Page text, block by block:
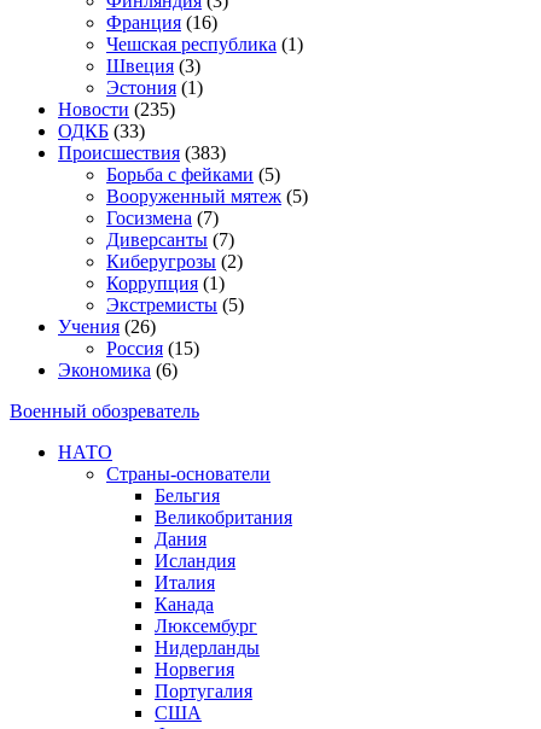
Франция (16)
Чешская республика (1)
Швеция (3)
Эстония (1)
Новости (235)
ОДКБ (33)
Происшествия (383)
Борьба с фейками (5)
Вооруженный мятеж (5)
Госизмена (7)
Диверсанты (7)
Киберугрозы (2)
Коррупция (1)
Экстремисты (5)
Учения (26)
Россия (15)
Экономика (6)
Военный обозреватель
НАТО
Страны-основатели
Бельгия
Великобритания
Дания
Исландия
Италия
Канада
Люксембург
Нидерланды
Норвегия
Португалия
США